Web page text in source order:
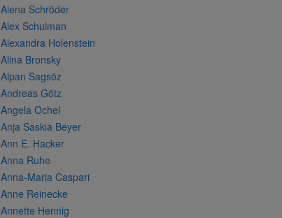
Alena Schröder
Alex Schulman
Alexandra Holenstein
Alina Bronsky
Alpan Sagsöz
Andreas Götz
Angela Ochel
Anja Saskia Beyer
Ann E. Hacker
Anna Ruhe
Anna-Maria Caspari
Anne Reinecke
Annette Hennig